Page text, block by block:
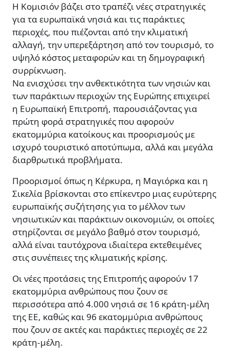
Η Κομισιόν βάζει στο τραπέζι νέες στρατηγικές
για τα ευρωπαϊκά νησιά και τις παράκτιες
περιοχές, που πιέζονται από την κλιματική
αλλαγή, την υπερεξάρτηση από τον τουρισμό, το
υψηλό κόστος μεταφορών και τη δημογραφική
συρρίκνωση.
Να ενισχύσει την ανθεκτικότητα των νησιών και
των παράκτιων περιοχών της Ευρώπης επιχειρεί
η Ευρωπαϊκή Επιτροπή, παρουσιάζοντας για
πρώτη φορά στρατηγικές που αφορούν
εκατομμύρια κατοίκους και προορισμούς με
ισχυρό τουριστικό αποτύπωμα, αλλά και μεγάλα
διαρθρωτικά προβλήματα.
Προορισμοί όπως η Κέρκυρα, η Μαγιόρκα και η
Σικελία βρίσκονται στο επίκεντρο μιας ευρύτερης
ευρωπαϊκής συζήτησης για το μέλλον των
νησιωτικών και παράκτιων οικονομιών, οι οποίες
στηρίζονται σε μεγάλο βαθμό στον τουρισμό,
αλλά είναι ταυτόχρονα ιδιαίτερα εκτεθειμένες
στις συνέπειες της κλιματικής κρίσης.
Οι νέες προτάσεις της Επιτροπής αφορούν 17
εκατομμύρια ανθρώπους που ζουν σε
περισσότερα από 4.000 νησιά σε 16 κράτη-μέλη
της ΕΕ, καθώς και 96 εκατομμύρια ανθρώπους
που ζουν σε ακτές και παράκτιες περιοχές σε 22
κράτη-μέλη.